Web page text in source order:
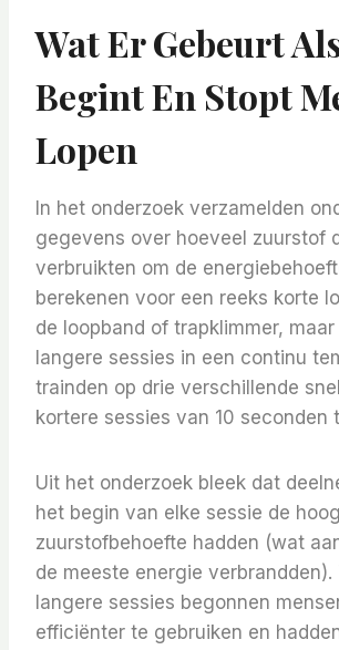
Wat Er Gebeurt
Begint En Stopt
Lopen
In het onderzoek verzamelden
gegevens over hoeveel zuurstof
verbruikten om de
berekenen voor een reeks korte
de loopband of trapklimmer,
langere sessies in een continu
trainden op drie verschillende
kortere sessies van 10 seconden
Uit het onderzoek bleek dat
het begin van elke sessie de
zuurstofbehoefte hadden (wat
de meeste energie verbrandden).
langere sessies begonnen
efficiënter te gebruiken en